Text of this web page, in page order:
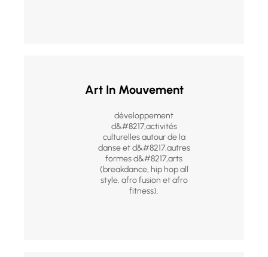
Art In Mouvement
développement
d&#8217,activités
culturelles autour de la
danse et d&#8217,autres
formes d&#8217,arts
(breakdance, hip hop all
style, afro fusion et afro
fitness).